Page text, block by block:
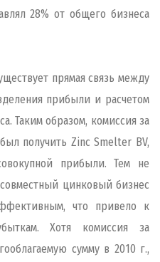
28% от общего бизнеса
прямая связь между
прибыли и расчетом
Таким образом, комиссия за
получить Zinc Smelter BV,
прибыли. Тем не
цинковый бизнес
что привело к
Хотя комиссия за
сумму в 2010 г.,